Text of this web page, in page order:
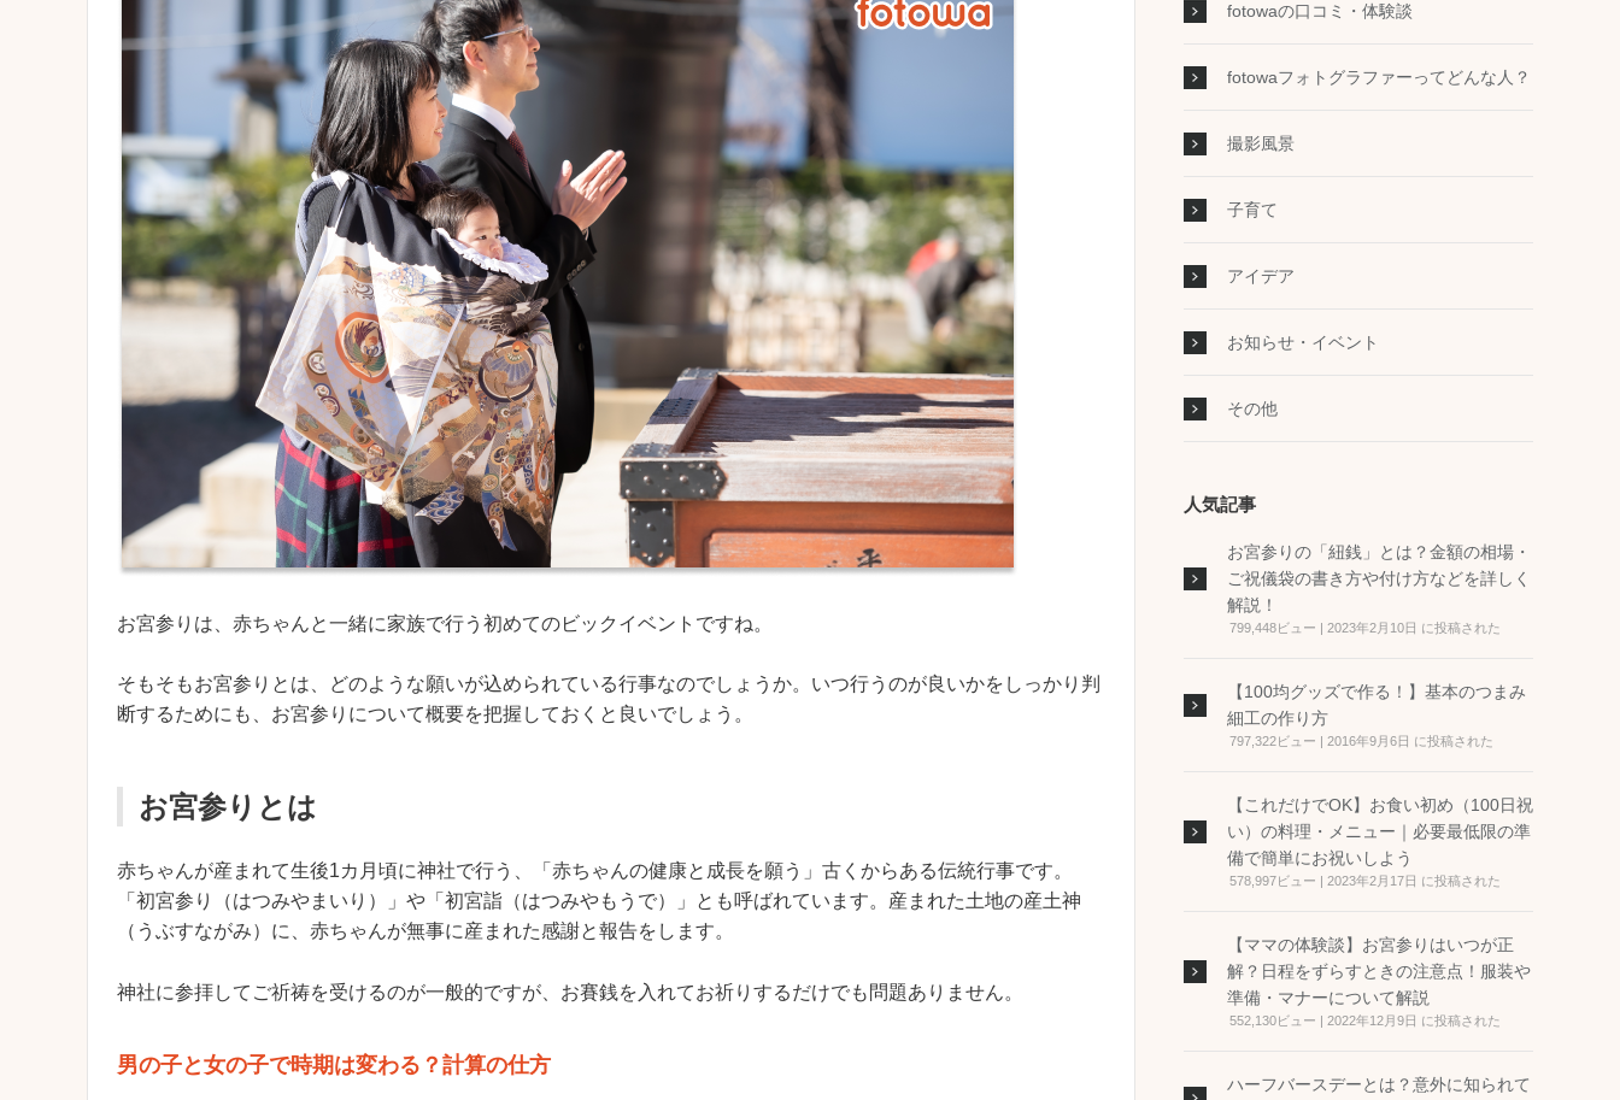
お宮参りは、赤ちゃんと一緒に家族で行う初めてのビックイベントですね。
そもそもお宮参りとは、どのような願いが込められている行事なのでしょうか。いつ行うのが良いかをしっかり判
断するためにも、お宮参りについて概要を把握しておくと良いでしょう。
お宮参りとは
赤ちゃんが産まれて生後1カ月頃に神社で行う、「赤ちゃんの健康と成長を願う」古くからある伝統行事です。
「初宮参り（はつみやまいり）」や「初宮詣（はつみやもうで）」とも呼ばれています。産まれた土地の産土神
（うぶすながみ）に、赤ちゃんが無事に産まれた感謝と報告をします。
神社に参拝してご祈祷を受けるのが一般的ですが、お賽銭を入れてお祈りするだけでも問題ありません。
男の子と女の子で時期は変わる？計算の仕方
fotowaの口コミ・体験談
fotowaフォトグラファーってどんな人？
撮影風景
子育て
アイデア
お知らせ・イベント
その他
人気記事
お宮参りの「紐銭」とは？金額の相場・
ご祝儀袋の書き方や付け方などを詳しく
解説！
799,448ビュー | 2023年2月10日 に投稿された
【100均グッズで作る！】基本のつまみ
細工の作り方
797,322ビュー | 2016年9月6日 に投稿された
【これだけでOK】お食い初め（100日祝
い）の料理・メニュー｜必要最低限の準
備で簡単にお祝いしよう
578,997ビュー | 2023年2月17日 に投稿された
【ママの体験談】お宮参りはいつが正
解？日程をずらすときの注意点！服装や
準備・マナーについて解説
552,130ビュー | 2022年12月9日 に投稿された
ハーフバースデーとは？意外に知られて